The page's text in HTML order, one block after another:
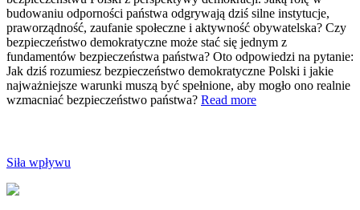
budowaniu odporności państwa odgrywają dziś silne instytucje,
praworządność, zaufanie społeczne i aktywność obywatelska? Czy
bezpieczeństwo demokratyczne może stać się jednym z
fundamentów bezpieczeństwa państwa? Oto odpowiedzi na pytanie:
Jak dziś rozumiesz bezpieczeństwo demokratyczne Polski i jakie
najważniejsze warunki muszą być spełnione, aby mogło ono realnie
wzmacniać bezpieczeństwo państwa? Read more
Siła wpływu